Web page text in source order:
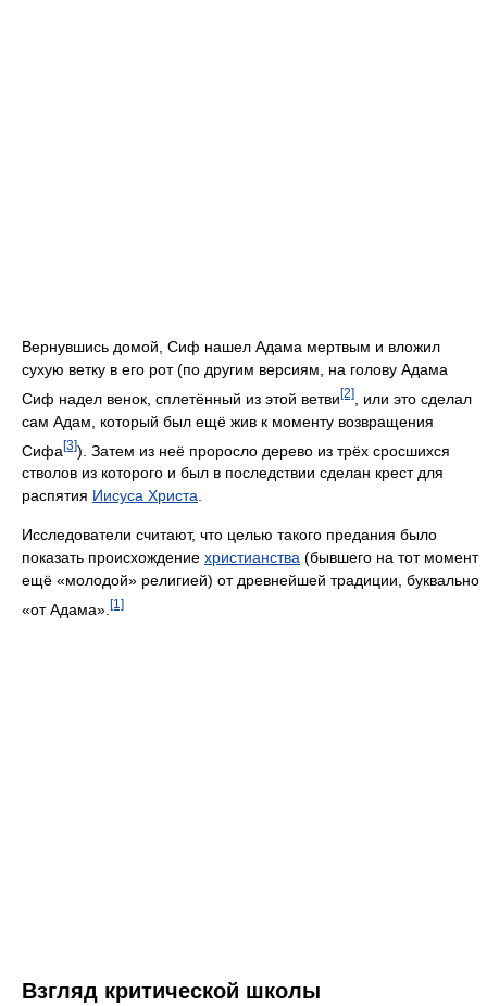
Вернувшись домой, Сиф нашел Адама мертвым и вложил
сухую ветку в его рот (по другим версиям, на голову Адама
Сиф надел венок, сплетённый из этой ветви [2]
, или это сделал
сам Адам, который был ещё жив к моменту возвращения
Сифа[3]). Затем из неё проросло дерево из трёх сросшихся
стволов из которого и был в последствии сделан крест для
распятия Иисуса Христа.
Исследователи считают, что целью такого предания было
показать происхождение христианства (бывшего на тот момент
ещё «молодой» религией) от древнейшей традиции, буквально
«от Адама». [1]
Взгляд критической школы